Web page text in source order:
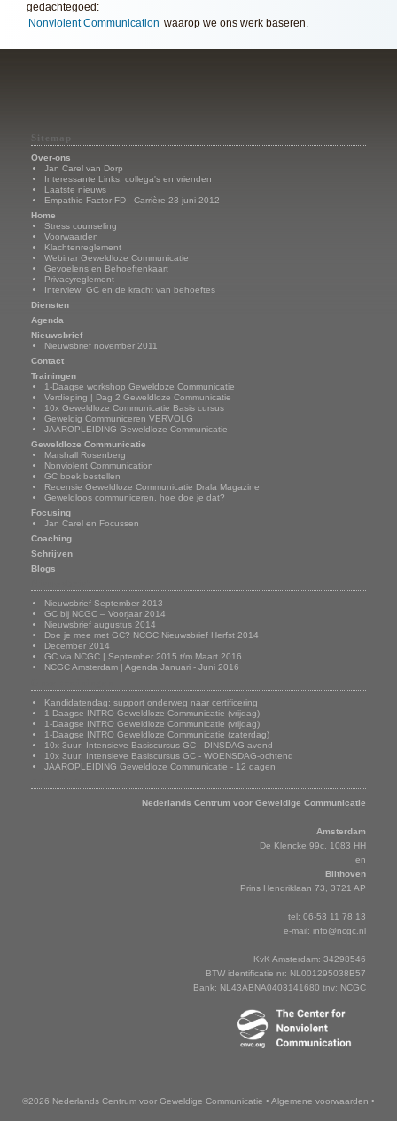
gedachtegoed:
Nonviolent Communication waarop we ons werk baseren.
Sitemap
Over-ons
Jan Carel van Dorp
Interessante Links, collega's en vrienden
Laatste nieuws
Empathie Factor FD - Carrière 23 juni 2012
Home
Stress counseling
Voorwaarden
Klachtenreglement
Webinar Geweldloze Communicatie
Gevoelens en Behoeftenkaart
Privacyreglement
Interview: GC en de kracht van behoeftes
Diensten
Agenda
Nieuwsbrief
Nieuwsbrief november 2011
Contact
Trainingen
1-Daagse workshop Geweldoze Communicatie
Verdieping | Dag 2 Geweldloze Communicatie
10x Geweldloze Communicatie Basis cursus
Geweldig Communiceren VERVOLG
JAAROPLEIDING Geweldloze Communicatie
Geweldloze Communicatie
Marshall Rosenberg
Nonviolent Communication
GC boek bestellen
Recensie Geweldloze Communicatie Drala Magazine
Geweldloos communiceren, hoe doe je dat?
Focusing
Jan Carel en Focussen
Coaching
Schrijven
Blogs
Nieuwsbrief September 2013
GC bij NCGC – Voorjaar 2014
Nieuwsbrief augustus 2014
Doe je mee met GC? NCGC Nieuwsbrief Herfst 2014
December 2014
GC via NCGC | September 2015 t/m Maart 2016
NCGC Amsterdam | Agenda Januari - Juni 2016
Kandidatendag: support onderweg naar certificering
1-Daagse INTRO Geweldloze Communicatie (vrijdag)
1-Daagse INTRO Geweldloze Communicatie (vrijdag)
1-Daagse INTRO Geweldloze Communicatie (zaterdag)
10x 3uur: Intensieve Basiscursus GC - DINSDAG-avond
10x 3uur: Intensieve Basiscursus GC - WOENSDAG-ochtend
JAAROPLEIDING Geweldloze Communicatie - 12 dagen
Nederlands Centrum voor Geweldige Communicatie
Amsterdam
De Klencke 99c, 1083 HH
en
Bilthoven
Prins Hendriklaan 73, 3721 AP
tel: 06-53 11 78 13
e-mail: info@ncgc.nl
KvK Amsterdam: 34298546
BTW identificatie nr: NL001295038B57
Bank: NL43ABNA0403141680 tnv: NCGC
©2026 Nederlands Centrum voor Geweldige Communicatie • Algemene voorwaarden •